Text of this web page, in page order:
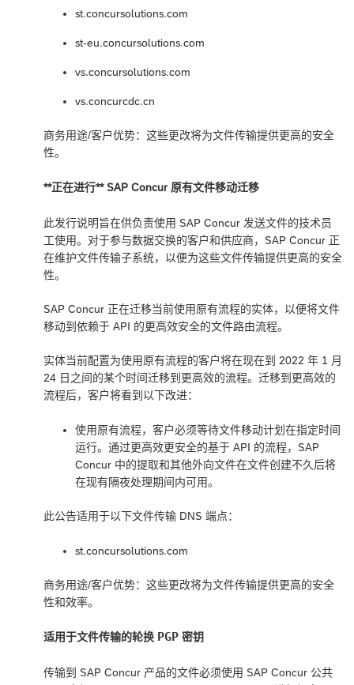
st.concursolutions.com
st-eu.concursolutions.com
vs.concursolutions.com
vs.concurcdc.cn
商务用途/客户优势：这些更改将为文件传输提供更高的安全
性。
**正在进行** SAP Concur 原有文件移动迁移
此发行说明旨在供负责使用 SAP Concur 发送文件的技术员
工使用。对于参与数据交换的客户和供应商，SAP Concur 正
在维护文件传输子系统，以便为这些文件传输提供更高的安全
性。
SAP Concur 正在迁移当前使用原有流程的实体，以便将文件
移动到依赖于 API 的更高效安全的文件路由流程。
实体当前配置为使用原有流程的客户将在现在到 2022 年 1 月
24 日之间的某个时间迁移到更高效的流程。迁移到更高效的
流程后，客户将看到以下改进：
使用原有流程，客户必须等待文件移动计划在指定时间
运行。通过更高效更安全的基于 API 的流程，SAP
Concur 中的提取和其他外向文件在文件创建不久后将
在现有隔夜处理期间内可用。
此公告适用于以下文件传输 DNS 端点：
st.concursolutions.com
商务用途/客户优势：这些更改将为文件传输提供更高的安全
性和效率。
适用于文件传输的轮换 PGP 密钥
传输到 SAP Concur 产品的文件必须使用 SAP Concur 公共